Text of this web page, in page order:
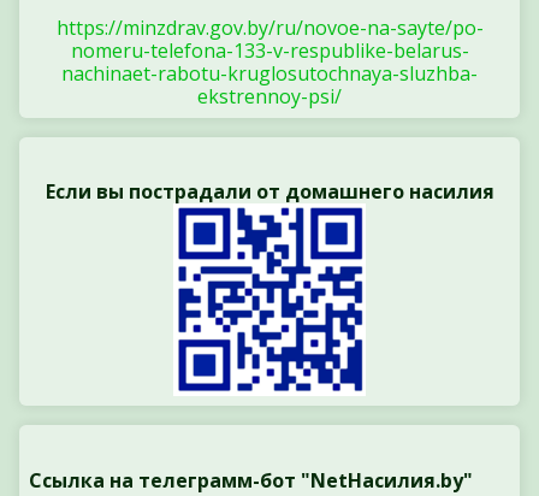
https://minzdrav.gov.by/ru/novoe-na-sayte/po-
nomeru-telefona-133-v-respublike-belarus-
nachinaet-rabotu-kruglosutochnaya-sluzhba-
ekstrennoy-psi/
Если вы пострадали от домашнего насилия
Ссылка на телеграмм-бот "NetНасилия.by"